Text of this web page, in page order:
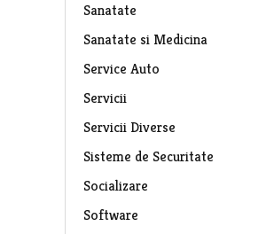
Sanatate
Sanatate si Medicina
Service Auto
Servicii
Servicii Diverse
Sisteme de Securitate
Socializare
Software